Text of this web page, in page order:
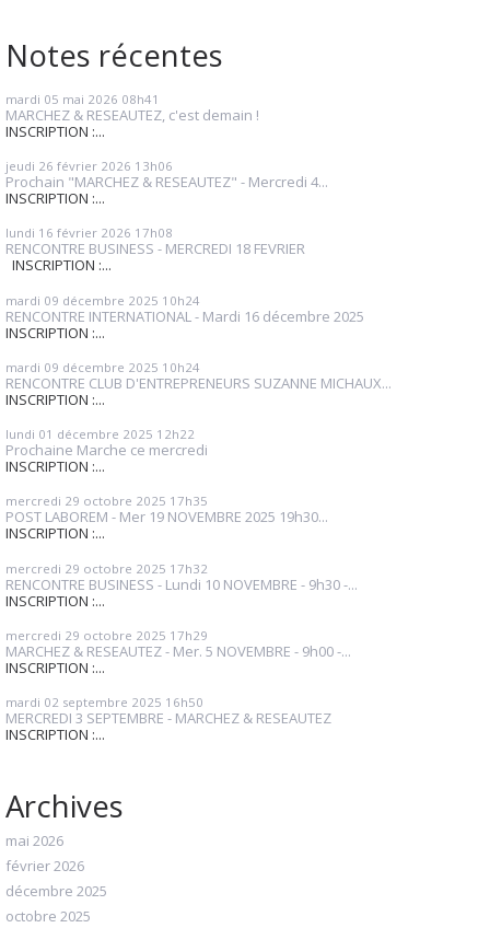
Notes récentes
mardi 05 mai 2026 08h41
MARCHEZ & RESEAUTEZ, c'est demain !
INSCRIPTION :...
jeudi 26 février 2026 13h06
Prochain "MARCHEZ & RESEAUTEZ" - Mercredi 4...
INSCRIPTION :...
lundi 16 février 2026 17h08
RENCONTRE BUSINESS - MERCREDI 18 FEVRIER
INSCRIPTION :...
mardi 09 décembre 2025 10h24
RENCONTRE INTERNATIONAL - Mardi 16 décembre 2025
INSCRIPTION :...
mardi 09 décembre 2025 10h24
RENCONTRE CLUB D'ENTREPRENEURS SUZANNE MICHAUX...
INSCRIPTION :...
lundi 01 décembre 2025 12h22
Prochaine Marche ce mercredi
INSCRIPTION :...
mercredi 29 octobre 2025 17h35
POST LABOREM - Mer 19 NOVEMBRE 2025 19h30...
INSCRIPTION :...
mercredi 29 octobre 2025 17h32
RENCONTRE BUSINESS - Lundi 10 NOVEMBRE - 9h30 -...
INSCRIPTION :...
mercredi 29 octobre 2025 17h29
MARCHEZ & RESEAUTEZ - Mer. 5 NOVEMBRE - 9h00 -...
INSCRIPTION :...
mardi 02 septembre 2025 16h50
MERCREDI 3 SEPTEMBRE - MARCHEZ & RESEAUTEZ
INSCRIPTION :...
Archives
mai 2026
février 2026
décembre 2025
octobre 2025